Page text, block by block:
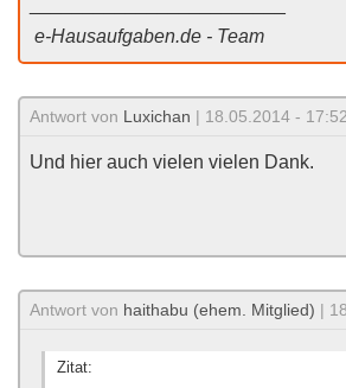
e-Hausaufgaben.de - Team
Antwort von Luxichan | 18.05.2014 - 17:52
Und hier auch vielen vielen Dank.
Antwort von haithabu (ehem. Mitglied) |
Zitat: